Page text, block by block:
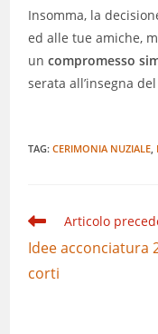
Insomma, la
ed alle tue amiche,
uncompromesso
serata all’insegna
TAG:CERIMONIA NUZIALE
Leggi
articoli
Articolo
Idee acconciatura
corti